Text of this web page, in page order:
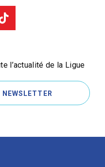
l’actualité de la Ligue